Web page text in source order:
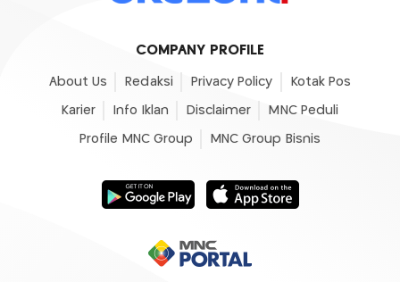
COMPANY PROFILE
About Us Redaksi Privacy Policy Kotak Pos
Karier Info Iklan Disclaimer MNC Peduli
Profile MNC Group MNC Group Bisnis